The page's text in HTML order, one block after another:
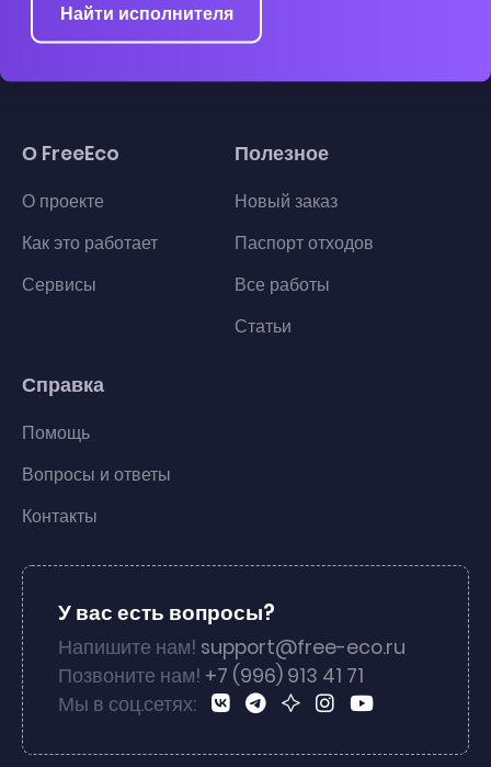
Найти исполнителя
О FreeEco
О проекте
Как это работает
Сервисы
Полезное
Новый заказ
Паспорт отходов
Все работы
Статьи
Справка
Помощь
Вопросы и ответы
Контакты
У вас есть вопросы?
Напишите нам! support@free-eco.ru
Позвоните нам! +7 (996) 913 41 71
Мы в соц.сетях: